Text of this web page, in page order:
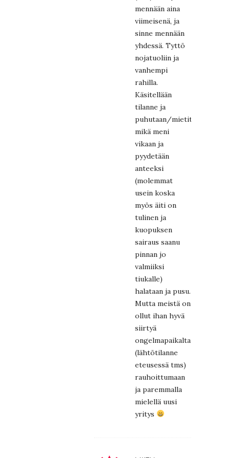
mennään aina
viimeisenä, ja
sinne mennään
yhdessä. Tyttö
nojatuoliin ja
vanhempi
rahilla.
Käsitellään
tilanne ja
puhutaan/mietitään
mikä meni
vikaan ja
pyydetään
anteeksi
(molemmat
usein koska
myös äiti on
tulinen ja
kuopuksen
sairaus saanu
pinnan jo
valmiiksi
tiukalle)
halataan ja pusu.
Mutta meistä on
ollut ihan hyvä
siirtyä
ongelmapaikalta
(lähtötilanne
eteusessä tms)
rauhoittumaan
ja paremmalla
mielellä uusi
yritys